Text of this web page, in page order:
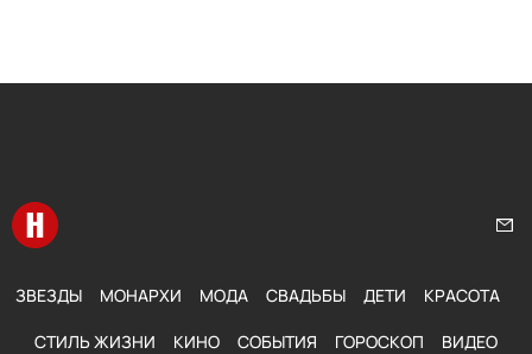
Перейти на главную
ЗВЕЗДЫ МОНАРХИ МОДА СВАДЬБЫ ДЕТИ КРАСОТА
СТИЛЬ ЖИЗНИ КИНО СОБЫТИЯ ГОРОСКОП ВИДЕО